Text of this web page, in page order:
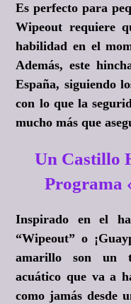
Es perfecto para
Wipeout requiere
habilidad en el
Además, este
España, siguiendo
con lo que la
mucho más que
Un Castillo
Programa
Inspirado en el
“Wipeout” o
amarillo son un
acuático que va a
como jamás desde